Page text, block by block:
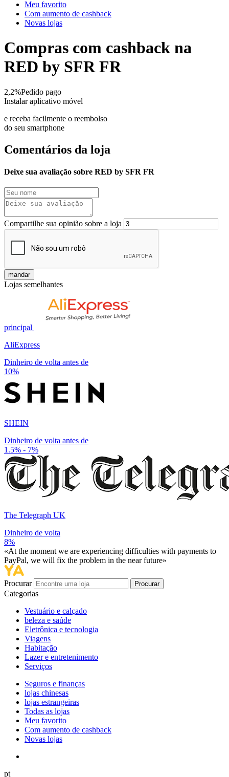
Meu favorito
Com aumento de cashback
Novas lojas
Compras com cashback na
RED by SFR FR
2,2%Pedido pago
Instalar aplicativo móvel
e receba facilmente o reembolso
do seu smartphone
Comentários da loja
Deixe sua avaliação sobre RED by SFR FR
Compartilhe sua opinião sobre a loja
mandar
Lojas semelhantes
principal
AliExpress
Dinheiro de volta antes de
10%
SHEIN
Dinheiro de volta antes de
1.5% - 7%
The Telegraph UK
Dinheiro de volta
8%
«At the moment we are experiencing difficulties with payments to
PayPal, we will fix the problem in the near future»
Procurar Procurar
Categorias
Vestuário e calçado
beleza e saúde
Eletrônica e tecnologia
Viagens
Habitação
Lazer e entretenimento
Serviços
Seguros e finanças
lojas chinesas
lojas estrangeiras
Todas as lojas
Meu favorito
Com aumento de cashback
Novas lojas
pt